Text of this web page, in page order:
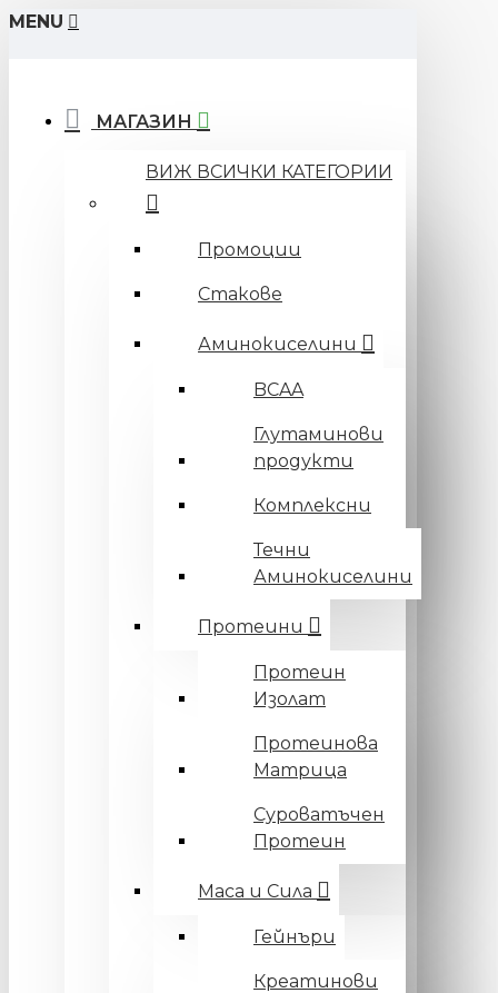
MENU
МАГАЗИН
ВИЖ ВСИЧКИ КАТЕГОРИИ
Промоции
Стакове
Аминокиселини
BCAA
Глутаминови
продукти
Комплексни
Течни
Аминокиселини
Протеини
Протеин
Изолат
Протеинова
Матрица
Суроватъчен
Протеин
Маса и Сила
Гейнъри
Креатинови